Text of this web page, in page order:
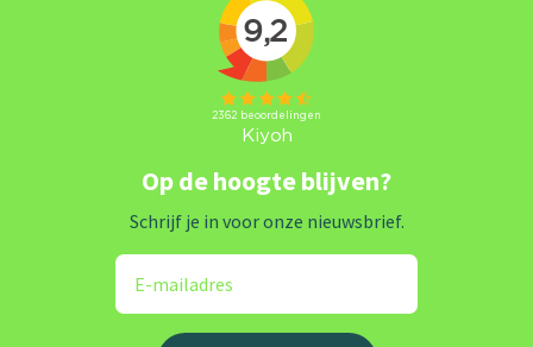
Op de hoogte blijven?
Schrijf je in voor onze nieuwsbrief.